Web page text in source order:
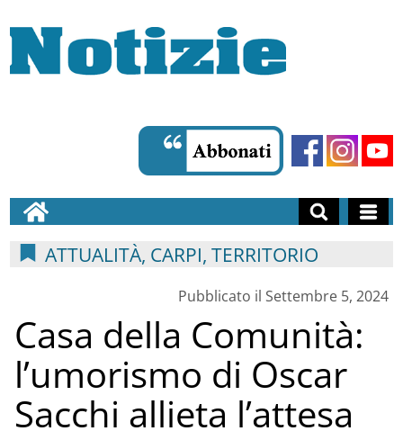
ATTUALITÀ, CARPI, TERRITORIO
Pubblicato il Settembre 5, 2024
Casa della Comunità:
l’umorismo di Oscar
Sacchi allieta l’attesa